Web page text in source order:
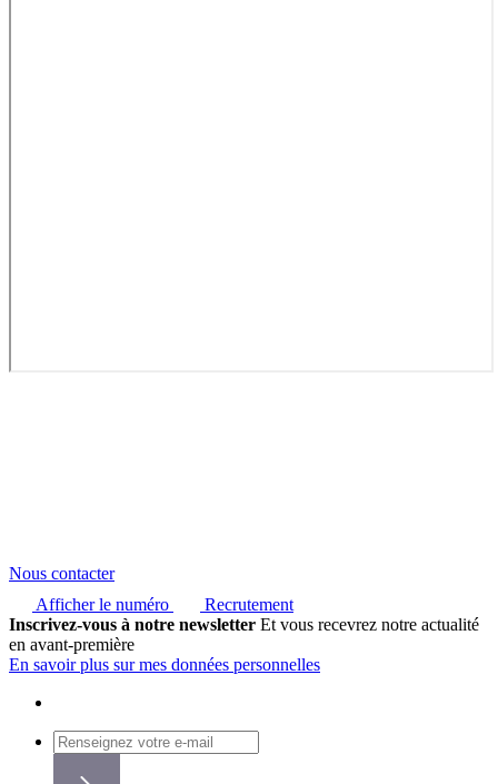
Nous contacter
Afficher le numéro
Recrutement
Inscrivez-vous à notre newsletter Et vous recevrez notre actualité
en avant-première
En savoir plus sur mes données personnelles